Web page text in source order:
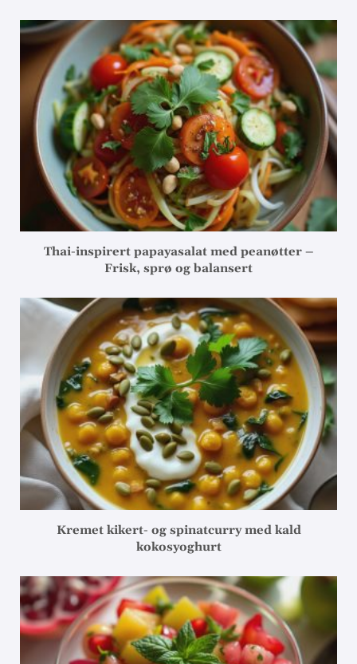
Thai-inspirert papayasalat med peanøtter –
Frisk, sprø og balansert
Kremet kikert- og spinatcurry med kald
kokosyoghurt